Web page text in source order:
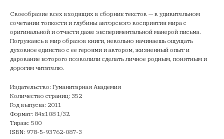
Своеобразие всех входящих в сборник текстов — в удивительном
сочетании топкости и глубины авторского восприятия мира с
оригинальной и отчасти даже экспериментальной манерой письма.
Погружаясь в мир образов книги, невольно начинаешь ощущать
духовное единство с ее героями и автором, жизненный опыт и
дарование которого позволили сделать личное родным, понятным и
дорогим читателю.
Издательство: Гуманитарная Академия
Количество страниц: 352
Год выпуска: 2011
Формат: 84х108 1/32
Тираж: 500
ISBN: 978-5-93762-087-3